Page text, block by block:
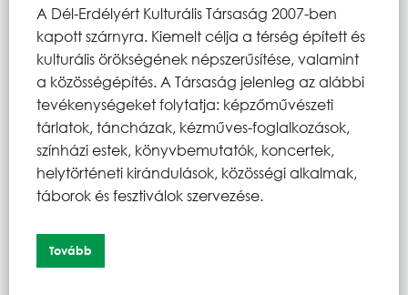
A Dél-Erdélyért Kulturális Társaság 2007-ben
kapott szárnyra. Kiemelt célja a térség épített és
kulturális örökségének népszerűsítése, valamint
a közösségépítés. A Társaság jelenleg az alábbi
tevékenységeket folytatja: képzőművészeti
tárlatok, táncházak, kézműves-foglalkozások,
színházi estek, könyvbemutatók, koncertek,
helytörténeti kirándulások, közösségi alkalmak,
táborok és fesztiválok szervezése.
Tovább